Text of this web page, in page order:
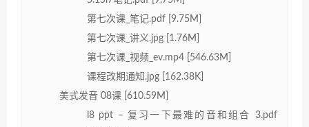
第七次课_笔记.pdf [9.75M]
第七次课_讲义.jpg [1.76M]
第七次课_视频_ev.mp4 [546.63M]
课程改期通知.jpg [162.38K]
美式发音 08课 [610.59M]
l8 ppt – 复习一下最难的音和组合 3.pdf